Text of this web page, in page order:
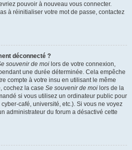
pouvoir à nouveau vous connecter.
à réinitialiser votre mot de passe, contactez
déconnecté ?
souvenir de moi lors de votre connexion,
une durée déterminée. Cela empêche
compte à votre insu en utilisant le même
cochez la case Se souvenir de moi lors de la
si vous utilisez un ordinateur public pour
café, université, etc.). Si vous ne voyez
administrateur du forum a désactivé cette